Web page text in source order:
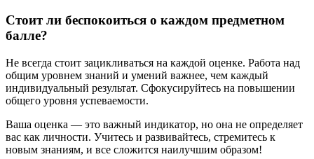
Стоит ли беспокоиться о каждом предметном
балле?
Не всегда стоит зацикливаться на каждой оценке. Работа над
общим уровнем знаний и умений важнее, чем каждый
индивидуальный результат. Сфокусируйтесь на повышении
общего уровня успеваемости.
Ваша оценка — это важный индикатор, но она не определяет
вас как личности. Учитесь и развивайтесь, стремитесь к
новым знаниям, и все сложится наилучшим образом!